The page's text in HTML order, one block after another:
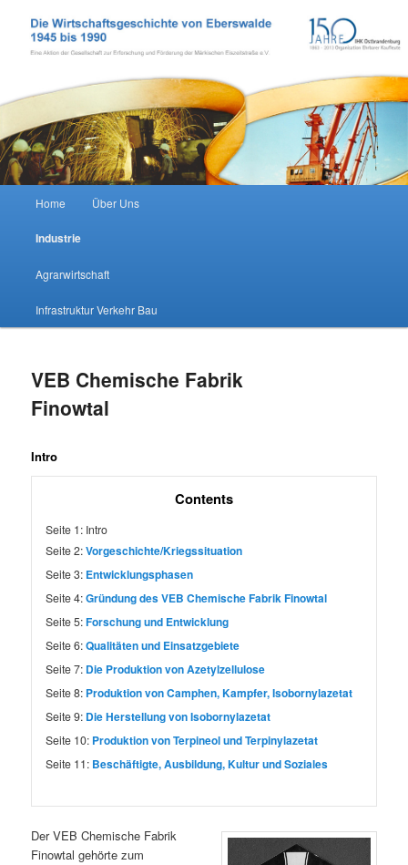
Wirtschaftsgeschichte Eberswalde
Home Über Uns
Industrie
Agrarwirtschaft
Infrastruktur Verkehr Bau
VEB Chemische Fabrik
Finowtal
Intro
Contents
Seite 1: Intro
Seite 2:Vorgeschichte/Kriegssituation
Seite 3: Entwicklungsphasen
Seite 4:Gründung des VEB Chemische Fabrik Finowtal
Seite 5:Forschung und Entwicklung
Seite 6:Qualitäten und Einsatzgebiete
Seite 7: Die Produktion von Azetylzellulose
Seite 8: Produktion von Camphen, Kampfer, Isobornylazetat
Seite 9: Die Herstellung von Isobornylazetat
Seite 10: Produktion von Terpineol und Terpinylazetat
Seite 11: Beschäftigte, Ausbildung, Kultur und Soziales
Der VEB Chemische Fabrik
Finowtal gehörte zum